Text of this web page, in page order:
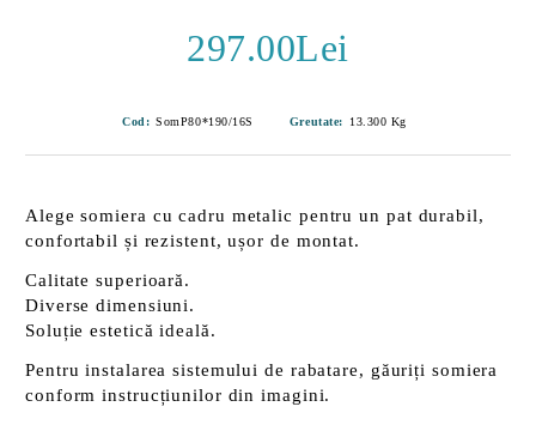
297.00Lei
Cod: SomP80*190/16S Greutate: 13.300 Kg
Alege somiera cu cadru metalic pentru un pat durabil,
confortabil și rezistent, ușor de montat.
Calitate superioară.
Diverse dimensiuni.
Soluție estetică ideală.
Pentru instalarea sistemului de rabatare, găuriți somiera
conform instrucțiunilor din imagini.